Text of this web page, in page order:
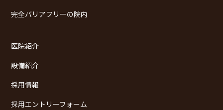
完全バリアフリーの院内
医院紹介
設備紹介
採用情報
採用エントリーフォーム